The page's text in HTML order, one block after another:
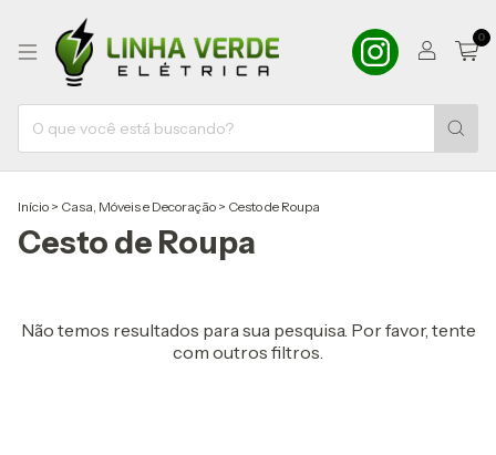
0
Início > Casa, Móveis e Decoração > Cesto de Roupa
Cesto de Roupa
Não temos resultados para sua pesquisa. Por favor, tente
com outros filtros.